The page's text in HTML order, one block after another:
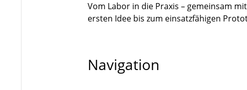
Vom Labor in die Praxis – gemeinsam
ersten Idee bis zum einsatzfähigen
Navigation